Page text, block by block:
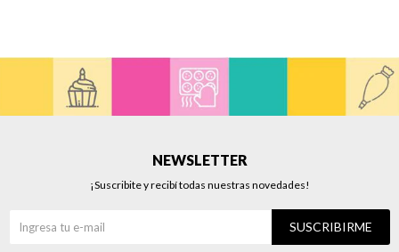
NEWSLETTER
¡Suscribite y recibí todas nuestras novedades!
SUSCRIBIRME